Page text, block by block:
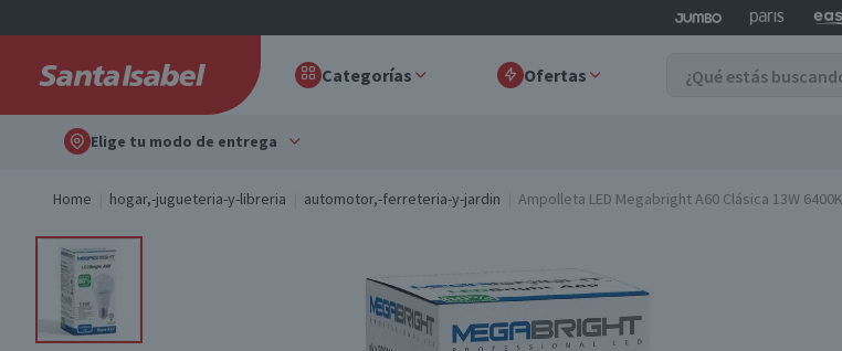
Categorías Ofertas
Elige tu modo de entrega
Home hogar,-jugueteria-y-libreria automotor,-ferreteria-y-jardin Ampolleta LED Megabright A60 Clásica 13W